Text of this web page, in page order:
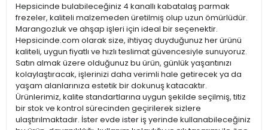
Hepsicinde bulabileceğiniz 4 kanallı kabatalaş parmak
frezeler, kaliteli malzemeden üretilmiş olup uzun ömürlüdür.
Marangozluk ve ahşap işleri için ideal bir seçenektir.
Hepsicinde.com olarak size, ihtiyaç duyduğunuz her ürünü
kaliteli, uygun fiyatlı ve hızlı teslimat güvencesiyle sunuyoruz.
Satın almak üzere olduğunuz bu ürün, günlük yaşantınızı
kolaylaştıracak, işlerinizi daha verimli hale getirecek ya da
yaşam alanlarınıza estetik bir dokunuş katacaktır.
Ürünlerimiz, kalite standartlarına uygun şekilde seçilmiş, titiz
bir stok ve kontrol sürecinden geçirilerek sizlere
ulaştırılmaktadır. İster evde ister iş yerinde kullanabileceğiniz